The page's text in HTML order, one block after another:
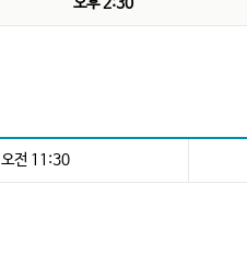
오전 11:30